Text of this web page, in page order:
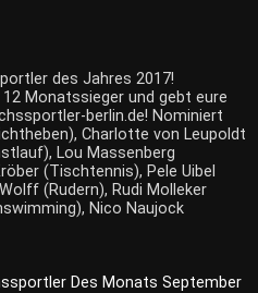
des Jahres 2017!
Monatssieger und gebt eure
berlin.de! Nominiert
Charlotte von Leupoldt
Lou Massenberg
(Tischtennis), Pele Uibel
(Rudern), Rudi Molleker
Nico Naujock
Des Monats September